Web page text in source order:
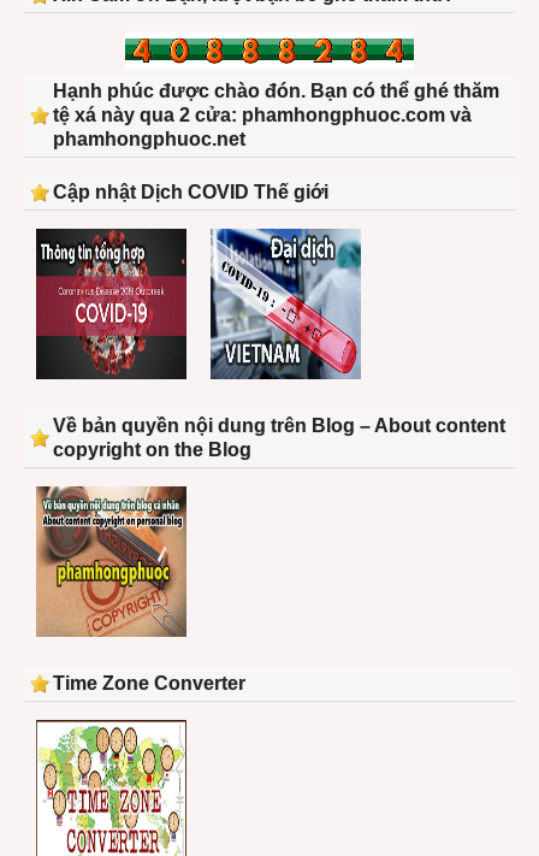
Hạnh phúc được chào đón. Bạn có thể ghé thăm
tệ xá này qua 2 cửa: phamhongphuoc.com và
phamhongphuoc.net
Cập nhật Dịch COVID Thế giới
Về bản quyền nội dung trên Blog – About content
copyright on the Blog
Time Zone Converter